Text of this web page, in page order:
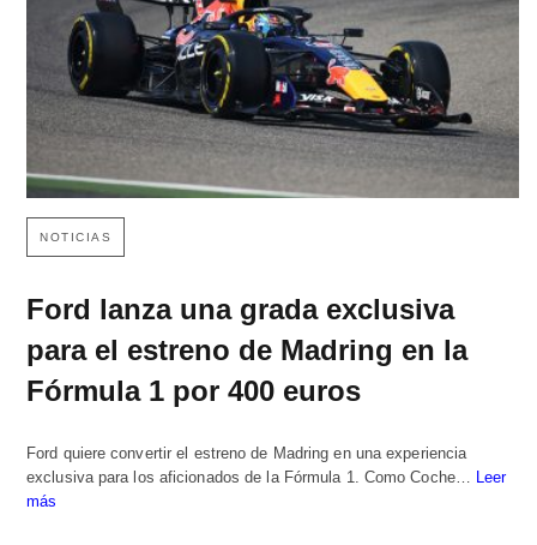
NOTICIAS
Ford lanza una grada exclusiva
para el estreno de Madring en la
Fórmula 1 por 400 euros
Ford quiere convertir el estreno de Madring en una experiencia
exclusiva para los aficionados de la Fórmula 1. Como Coche… Leer
más